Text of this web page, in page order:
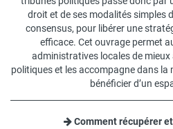
droit et de ses modalités simples
consensus, pour libérer une
efficace. Cet ouvrage permet
administratives locales de
politiques et les accompagne dans la
bénéficier d’un
Comment récupérer